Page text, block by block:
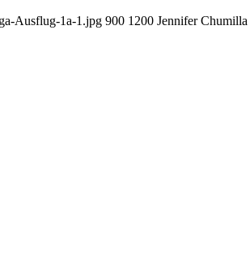
Ausflug-1a-1.jpg 900 1200 Jennifer Chumilla